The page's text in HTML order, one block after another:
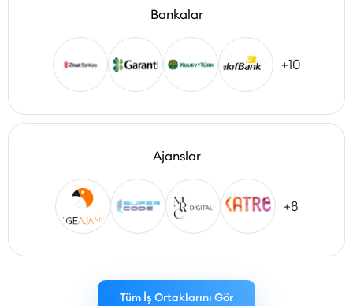
Bankalar
+10
Ajanslar
+8
Tüm İş Ortaklarını Gör